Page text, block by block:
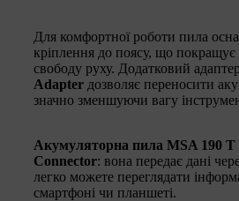
Для комфортної роботи пила
кріплення до поясу, що покращує
свободу руху. Додатковий
Adapter дозволяє переносити
значно зменшуючи вагу
Акумуляторна пила MSA 190 T
Connector: вона передає дані
легко можете переглядати
смартфоні чи планшеті.